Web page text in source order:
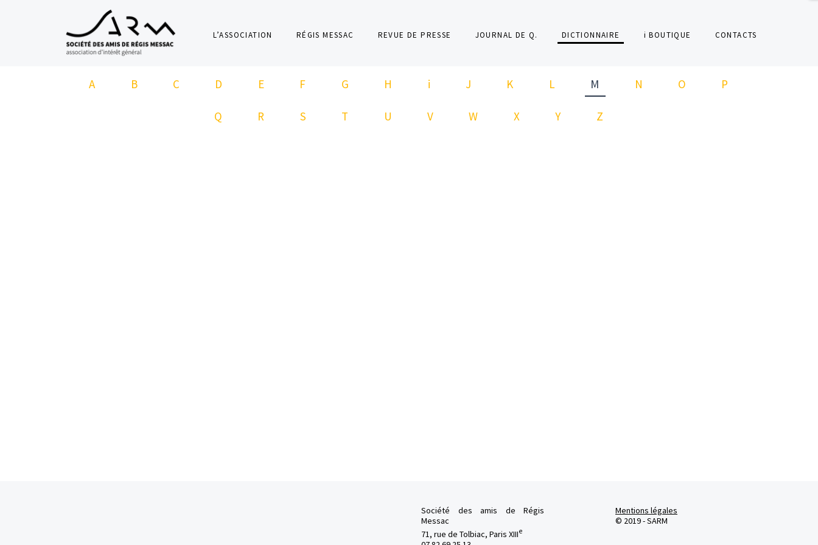
L’ASSOCIATION RÉGIS MESSAC REVUE DE PRESSE JOURNAL DE Q. DICTIONNAIRE i BOUTIQUE CONTACTS
Société des amis de Régis
Messac
71, rue de Tolbiac, Paris XIIIe
Mentions légales
© 2019 - SARM
A B C D E F G H i J K L M N O P
Q R S T U V W X Y Z